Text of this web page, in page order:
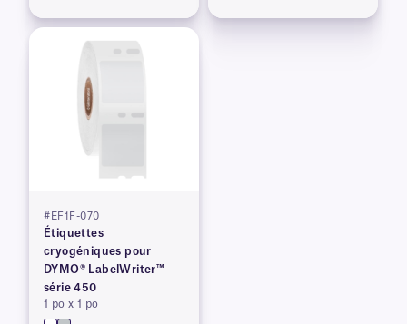
#EF1F-070
Étiquettes
cryogéniques pour
DYMO® LabelWriter™
série 450
1 po x 1 po